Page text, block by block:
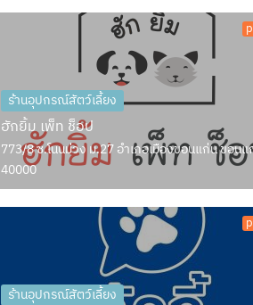
ร้านอุปกรณ์สัตว์เลี้ยง
ฮักยิ้ม เพ็ท ช็อป
773/8 ซ.โนนม่วง ม.27 อำเภอเมืองขอนแก่น ขอน
40000
ร้านอุปกรณ์สัตว์เลี้ยง